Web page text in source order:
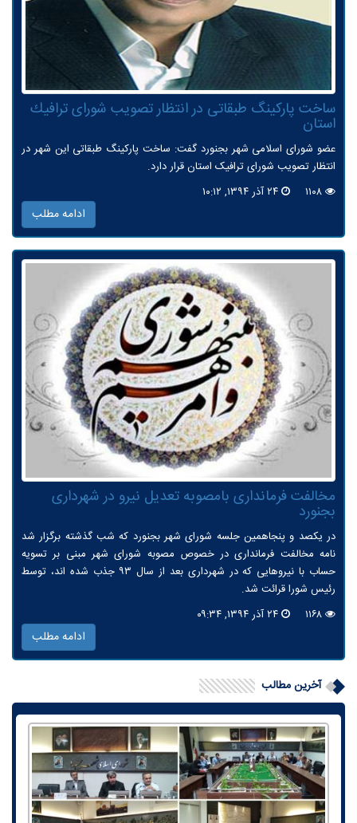
ساخت پاركینگ طبقاتی در انتظار تصویب شورای ترافیك
استان
عضو شورای اسلامی شهر بجنورد گفت: ساخت پارکینگ طبقاتی این شهر در
انتظار تصویب شورای ترافیک استان قرار دارد.
ادامه مطلب
مخالفت فرمانداری بامصوبه تعدیل نیرو در شهرداری
بجنورد
در یکصد و پنجاهمین جلسه شورای شهر بجنورد که شب گذشته برگزار شد
نامه مخالفت فرمانداری در خصوص مصوبه شورای شهر مبنی بر تسویه
حساب با نیروهایی که در شهرداری بعد از سال ۹۳ جذب شده اند، توسط
رئیس شورا قرائت شد.
ادامه مطلب
آخرین مطالب